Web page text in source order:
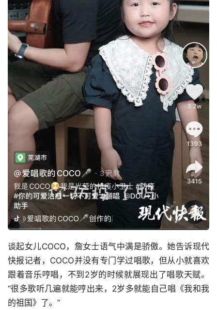
谈起女儿COCO，詹女士语气中满是骄傲。她告诉现代
快报记者，COCO并没有专门学过唱歌，但从小就喜欢
跟着音乐哼唱，不到2岁的时候就展现出了唱歌天赋。
“很多歌听几遍就能哼出来，2岁多就能自己唱《我和我
的祖国》了。”